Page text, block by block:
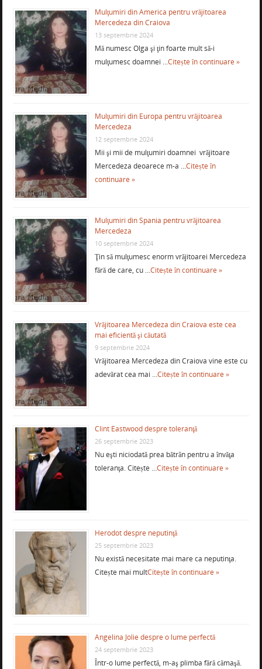
Mulţumiri din America pentru vrăjitoarea
Mercedeza din Craiova
13 septembrie 2024
Mă numesc Olga şi ţin foarte mult să-i
mulţumesc doamnei …Citește în continuare »
Mulţumiri din Europa pentru vrăjitoarea
Mercedeza
12 septembrie 2024
Mii şi mii de mulţumiri doamnei vrăjitoare
Mercedeza deoarece m-a …Citește în
continuare »
Mulţumiri din Spania pentru vrăjitoarea
Mercedeza
10 septembrie 2024
Ţin să mulţumesc enorm vrăjitoarei Mercedeza
fără de care, cu …Citește în continuare »
Vrăjitoarea Mercedeza din Craiova este cea
mai eficientă şi căutată
9 septembrie 2024
Vrăjitoarea Mercedeza din Craiova vine este cu
adevărat cea mai …Citește în continuare »
Clint Eastwood despre toleranţă
26 septembrie 2023
Nu eşti niciodată prea bătrân pentru a învăţa
toleranţa. Citește …Citește în continuare »
Herodot despre neputinţă
25 septembrie 2023
Nu există necesitate mai mare ca neputinţa.
Citește mai multCitește în continuare »
Angelina Jolie despre o lume perfectă
24 septembrie 2023
Într-o lume perfectă, m-aş plimba fără cămaşă.